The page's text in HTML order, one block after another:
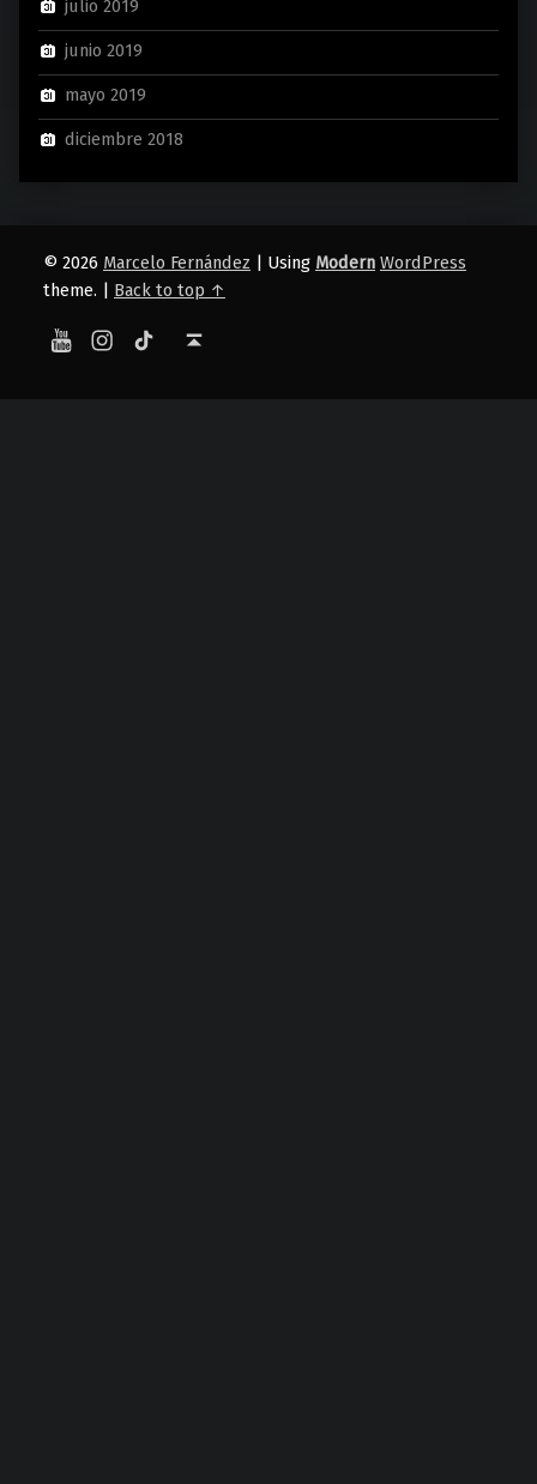
julio 2019
junio 2019
mayo 2019
diciembre 2018
© 2026 Marcelo Fernández | Using Modern WordPress
theme. | Back to top ↑